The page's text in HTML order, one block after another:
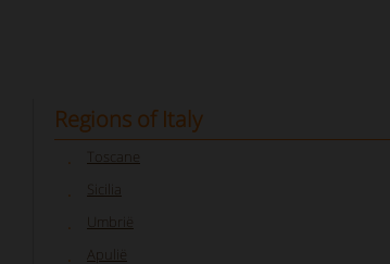
Regions of Italy
Toscane
Sicilia
Umbrië
Apulië